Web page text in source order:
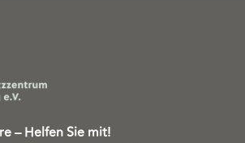
– Helfen Sie mit!